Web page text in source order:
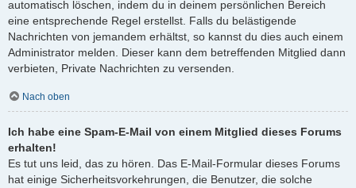
automatisch löschen, indem du in deinem persönlichen Bereich
eine entsprechende Regel erstellst. Falls du belästigende
Nachrichten von jemandem erhältst, so kannst du dies auch einem
Administrator melden. Dieser kann dem betreffenden Mitglied dann
verbieten, Private Nachrichten zu versenden.
Nach oben
Ich habe eine Spam-E-Mail von einem Mitglied dieses Forums
erhalten!
Es tut uns leid, das zu hören. Das E-Mail-Formular dieses Forums
hat einige Sicherheitsvorkehrungen, die Benutzer, die solche